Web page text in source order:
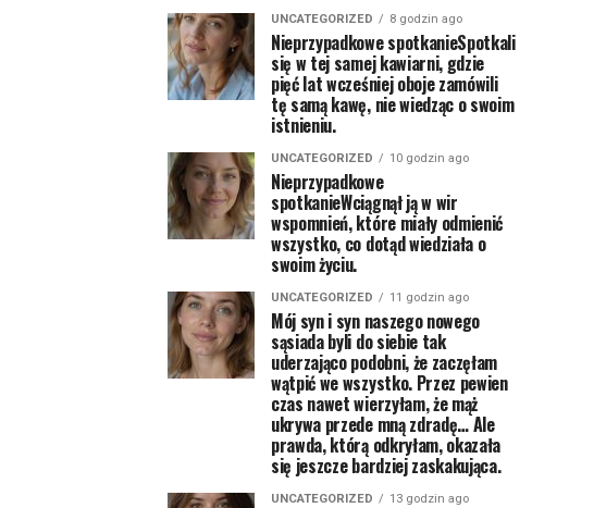
UNCATEGORIZED 8 godzin ago
Nieprzypadkowe spotkanieSpotkali
się w tej samej kawiarni, gdzie
pięć lat wcześniej oboje zamówili
tę samą kawę, nie wiedząc o swoim
istnieniu.
UNCATEGORIZED 10 godzin ago
Nieprzypadkowe
spotkanieWciągnął ją w wir
wspomnień, które miały odmienić
wszystko, co dotąd wiedziała o
swoim życiu.
UNCATEGORIZED 11 godzin ago
Mój syn i syn naszego nowego
sąsiada byli do siebie tak
uderzająco podobni, że zaczęłam
wątpić we wszystko. Przez pewien
czas nawet wierzyłam, że mąż
ukrywa przede mną zdradę… Ale
prawda, którą odkryłam, okazała
się jeszcze bardziej zaskakująca.
UNCATEGORIZED 13 godzin ago